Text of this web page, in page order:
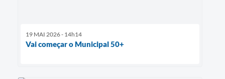
19 MAI 2026 - 14h14
Vai começar o Municipal 50+